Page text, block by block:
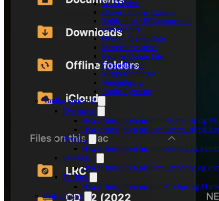
Wi-Fi Drive
iTunes / Finder-fildeling
Koble til en USB-minnepenn
Filbehandler
Øverste Verktøylinje
Mappealternativer
Rediger Online Filer
Filhandlinger
Mappehandlinger
Hurtigtilgang
Andre Tjenester
Vanlige spørsmål
Evermusic
Hva er forskjellen mellom Evermusic og
Hva er forskjellen mellom Evermusic og
Evertag
Hva er forskjellen mellom Evertag og
Evervideo
Hva er forskjellen mellom Evervideo og
Flacbox
Hva er forskjellen mellom Flacbox og
Veiledninger